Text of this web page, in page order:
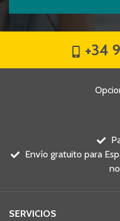
+34
Envío gratuito para
SERVICIOS